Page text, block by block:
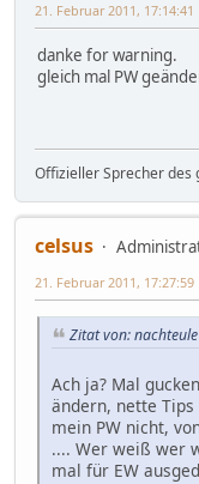
21. Februar 2011, 17:14:41
danke for warning.
gleich mal PW
Offizieller Sprecher des
celsus
21. Februar 2011, 17:27:59
Zitat von:
Ach ja? Mal
ändern, nette
mein PW nicht,
.... Wer weiß wer
mal für EW